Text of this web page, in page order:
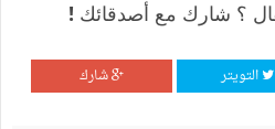
؟ شارك مع أصدقائك !
التويتر شارك